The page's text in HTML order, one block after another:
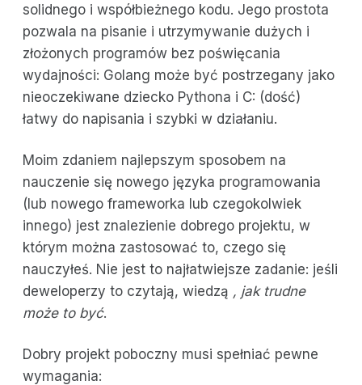
solidnego i współbieżnego kodu. Jego prostota
pozwala na pisanie i utrzymywanie dużych i
złożonych programów bez poświęcania
wydajności: Golang może być postrzegany jako
nieoczekiwane dziecko Pythona i C: (dość)
łatwy do napisania i szybki w działaniu.
Moim zdaniem najlepszym sposobem na
nauczenie się nowego języka programowania
(lub nowego frameworka lub czegokolwiek
innego) jest znalezienie dobrego projektu, w
którym można zastosować to, czego się
nauczyłeś. Nie jest to najłatwiejsze zadanie: jeśli
deweloperzy to czytają, wiedzą , jak trudne
może to być.
Dobry projekt poboczny musi spełniać pewne
wymagania: